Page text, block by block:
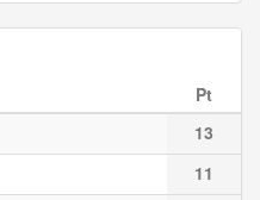
Pt
13
11